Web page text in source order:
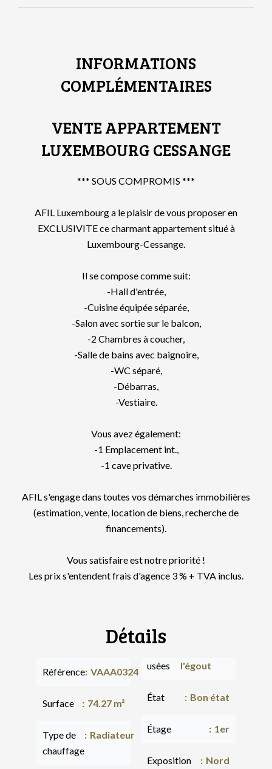
INFORMATIONS
COMPLÉMENTAIRES
VENTE APPARTEMENT
LUXEMBOURG CESSANGE
*** SOUS COMPROMIS ***
AFIL Luxembourg a le plaisir de vous proposer en
EXCLUSIVITE ce charmant appartement situé à
Luxembourg-Cessange.
Il se compose comme suit:
-Hall d'entrée,
-Cuisine équipée séparée,
-Salon avec sortie sur le balcon,
-2 Chambres à coucher,
-Salle de bains avec baignoire,
-WC séparé,
-Débarras,
-Vestiaire.
Vous avez également:
-1 Emplacement int.,
-1 cave privative.
AFIL s'engage dans toutes vos démarches immobilières
(estimation, vente, location de biens, recherche de
financements).
Vous satisfaire est notre priorité !
Les prix s'entendent frais d'agence 3 % + TVA inclus.
Détails
Référence VAAA0324
Surface 74.27 m²
Type de
chauffage
Radiateur
usées l'égout
État Bon état
Étage 1er
Exposition Nord